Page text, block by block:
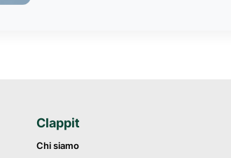
Clappit
Chi siamo